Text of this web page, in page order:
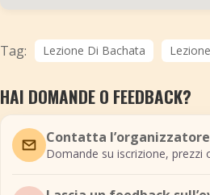
Tag: Lezione Di Bachata
HAI DOMANDE O FEEDBACK?
Contatta l’organizzatore
Domande su iscrizione, prezzi